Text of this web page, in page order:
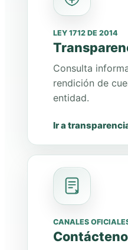
LEY 1712 DE 2014
Consulta
rendición de
entidad.
Ir a
CANALES